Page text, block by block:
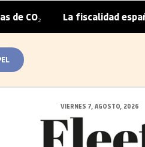
CO₂ | La fiscalidad
VIERNES 7, AGOSTO, 2026